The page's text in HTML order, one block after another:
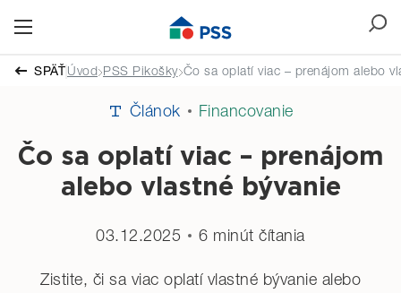
SPÄŤÚvod PSS Pikošky Čo sa oplatí viac – prenájom alebo
Článok Financovanie
Čo sa oplatí viac – prenájom
alebo vlastné bývanie
03.12.2025 6 minút čítania
Zistite, či sa viac oplatí vlastné bývanie alebo